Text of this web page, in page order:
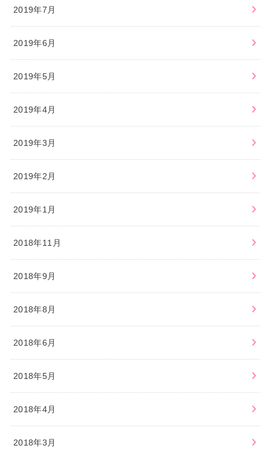
2019年7月
2019年6月
2019年5月
2019年4月
2019年3月
2019年2月
2019年1月
2018年11月
2018年9月
2018年8月
2018年6月
2018年5月
2018年4月
2018年3月